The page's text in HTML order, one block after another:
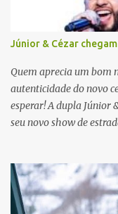
Júnior & Cézar
Quem aprecia um bom
autenticidade do novo
esperar! A dupla Júnior
seu novo show de
barriga diferente. O
por completo e já ver o
show, é algo surreal.